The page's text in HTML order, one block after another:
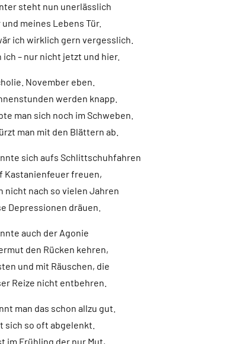
steht nun unerlässlich
meines Lebens Tür.
ich wirklich gern vergesslich.
ich – nur nicht jetzt und hier.
November eben.
werden knapp.
man sich noch im Schweben.
man mit den Blättern ab.
sich aufs Schlittschuhfahren
Kastanienfeuer freuen,
nicht nach so vielen Jahren
Depressionen dräuen.
auch der Agonie
den Rücken kehren,
und mit Räuschen, die
Reize nicht entbehren.
man das schon allzu gut.
sich so oft abgelenkt.
im Frühling der nur Mut,